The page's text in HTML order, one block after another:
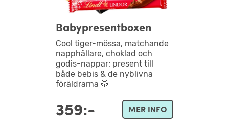
Babypresentboxen
Cool tiger-mössa, matchande
napphållare, choklad och
godis-nappar; present till
både bebis & de nyblivna
föräldrarna 🐯
359:- MER INFO